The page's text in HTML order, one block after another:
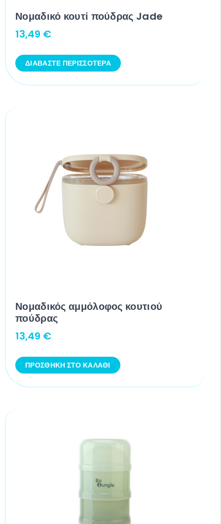
Νομαδικό κουτί πούδρας Jade
13,49 €
ΔΙΑΒΆΣΤΕ ΠΕΡΙΣΣΌΤΕΡΑ
Νομαδικός αμμόλοφος κουτιού
πούδρας
13,49 €
ΠΡΟΣΘΉΚΗ ΣΤΟ ΚΑΛΆΘΙ